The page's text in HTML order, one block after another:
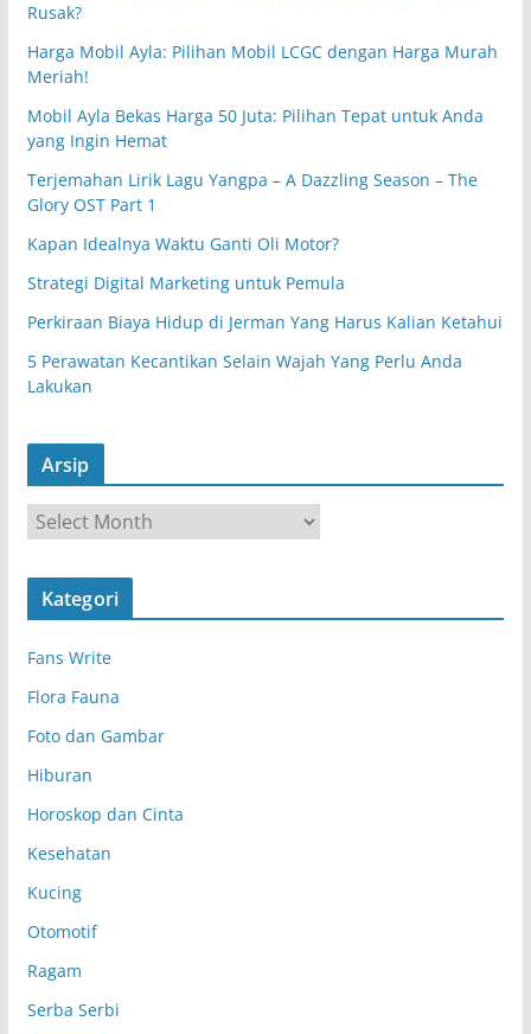
Rusak?
Harga Mobil Ayla: Pilihan Mobil LCGC dengan Harga Murah
Meriah!
Mobil Ayla Bekas Harga 50 Juta: Pilihan Tepat untuk Anda
yang Ingin Hemat
Terjemahan Lirik Lagu Yangpa – A Dazzling Season – The
Glory OST Part 1
Kapan Idealnya Waktu Ganti Oli Motor?
Strategi Digital Marketing untuk Pemula
Perkiraan Biaya Hidup di Jerman Yang Harus Kalian Ketahui
5 Perawatan Kecantikan Selain Wajah Yang Perlu Anda
Lakukan
Arsip
s
Kategori
Fans Write
Flora Fauna
Foto dan Gambar
Hiburan
Horoskop dan Cinta
Kesehatan
Kucing
Otomotif
Ragam
Serba Serbi